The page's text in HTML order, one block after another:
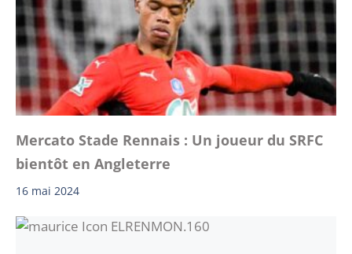
Mercato Stade Rennais : Un joueur du SRFC
bientôt en Angleterre
16 mai 2024